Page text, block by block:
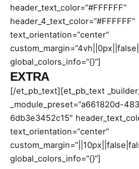
header_text_color=“#FFFFFF“
header_4_text_color=“#FFFFFF“
text_orientation=“center“
global_colors_info=“{}“]
EXTRA
[/et_pb_text][et_pb_text
_module_preset=“a661820d-
6db3e3452c15″
text_orientation=“center“
global_colors_info=“{}“]